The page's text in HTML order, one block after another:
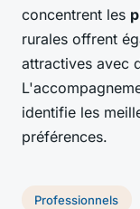
concentrent les
rurales offrent
attractives avec
identifie les
préférences.
Professionnels